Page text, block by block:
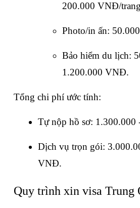
200.000 VNĐ/
Photo/in ấn:
Bảo hiểm du lịch:
1.200.000 VNĐ.
Tổng chi phí ước tính:
Tự nộp hồ sơ:
Dịch vụ trọn gói:
VNĐ.
Quy trình xin visa Trung